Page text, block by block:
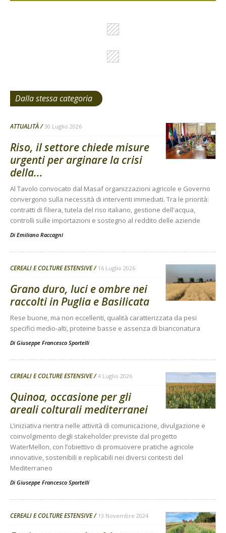
Dalla stessa categoria
ATTUALITÀ 30 Luglio 2026
Riso, il settore chiede misure
urgenti per arginare la crisi
della...
Al Tavolo convocato dal Masaf organizzazioni agricole e Governo
convergono sulla necessità di interventi immediati. Tra le priorità:
contratti di filiera, tutela del riso italiano, gestione dell'acqua,
controlli sulle importazioni e sostegno al reddito delle aziende
Di Emiliano Raccagni
CEREALI E COLTURE ESTENSIVE 16 Luglio 2026
Grano duro, luci e ombre nei
raccolti in Puglia e Basilicata
Rese buone, ma non eccellenti, qualità caratterizzata da pesi
specifici medio-alti, proteine basse e assenza di bianconatura
Di Giuseppe Francesco Sportelli
CEREALI E COLTURE ESTENSIVE 4 Luglio 2026
Quinoa, occasione per gli
areali colturali mediterranei
L’iniziativa rientra nelle attività di comunicazione, divulgazione e
coinvolgimento degli stakeholder previste dal progetto
WaterMellon, con l’obiettivo di promuovere pratiche agricole
innovative, sostenibili e replicabili nei diversi contesti del
Mediterraneo
Di Giuseppe Francesco Sportelli
CEREALI E COLTURE ESTENSIVE 13 Novembre 2024